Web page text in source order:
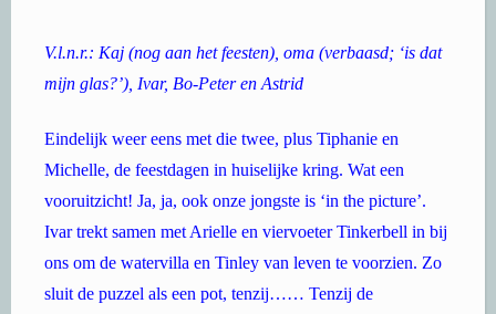
V.l.n.r.: Kaj (nog aan het feesten), oma (verbaasd; ‘is dat
mijn glas?’), Ivar, Bo-Peter en Astrid
Eindelijk weer eens met die twee, plus Tiphanie en
Michelle, de feestdagen in huiselijke kring. Wat een
vooruitzicht! Ja, ja, ook onze jongste is ‘in the picture’.
Ivar trekt samen met Arielle en viervoeter Tinkerbell in bij
ons om de watervilla en Tinley van leven te voorzien. Zo
sluit de puzzel als een pot, tenzij…… Tenzij de